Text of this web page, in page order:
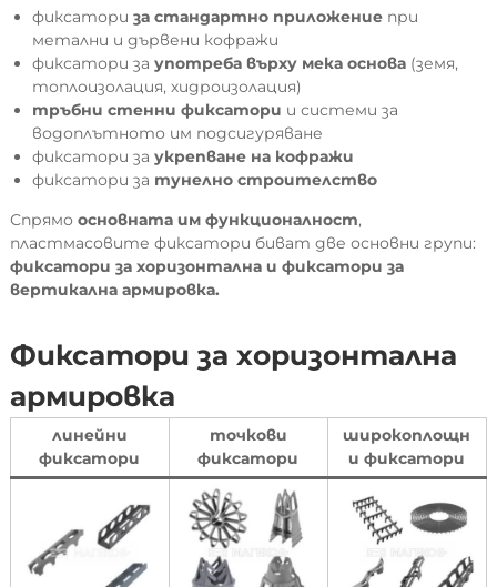
фиксатори за стандартно приложениепри
метални и дървени кофражи
фиксатори за употреба върху мека основа (земя,
топлоизолация, хидроизолация)
тръбни стенни фиксатори и системи за
водоплътното им подсигуряване
фиксатори за укрепване на кофражи
фиксатори за тунелно строителство
Спрямо основната им функционалност,
пластмасовите фиксатори биват две основни групи:
фиксатори за хоризонтална и фиксатори за
вертикална армировка.
Фиксатори за хоризонтална
армировка
линейни
фиксатори
точкови
фиксатори
широкоплощн
и фиксатори